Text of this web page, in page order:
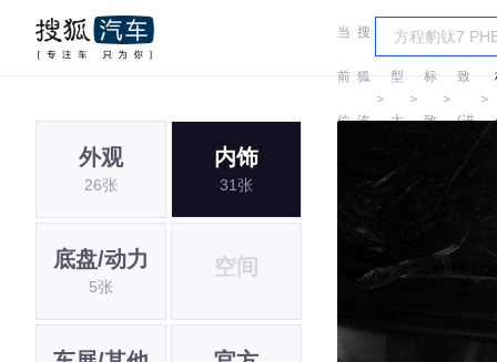
当
前
位
搜
狐
汽
＞
车
型
大
＞
标
致
＞
标
致
(进
＞
外观
26张
内饰
31张
底盘/动力
5张
空间